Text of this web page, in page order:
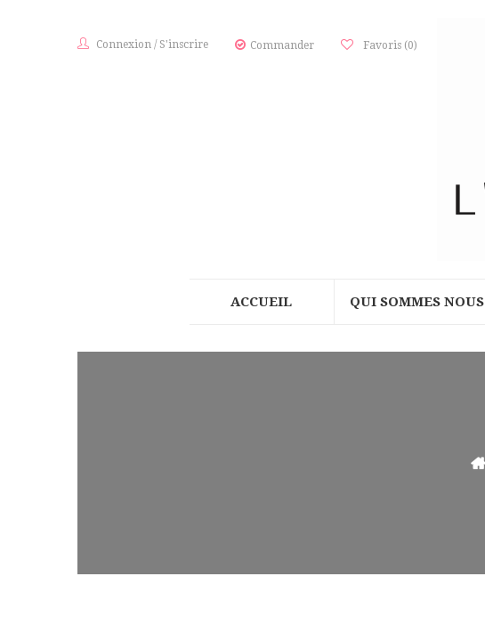
Connexion / S'inscrire Commander Favoris (0)
ACCUEIL QUI SOMMES NOUS